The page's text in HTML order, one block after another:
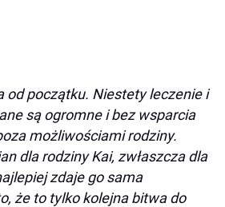
od początku. Niestety leczenie i
są ogromne i bez wsparcia
możliwościami rodziny.
dla rodziny Kai, zwłaszcza dla
zdaje go sama
że to tylko kolejna bitwa do